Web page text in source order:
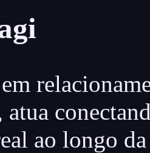
atua
ao longo